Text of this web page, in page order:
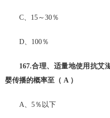
C、15～30％
D、100％
167.合理、适量地使用抗艾
婴传播的概率至（ A ）
A、5％以下